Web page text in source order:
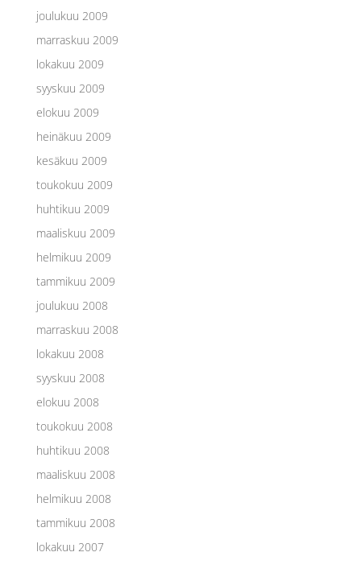
joulukuu 2009
marraskuu 2009
lokakuu 2009
syyskuu 2009
elokuu 2009
heinäkuu 2009
kesäkuu 2009
toukokuu 2009
huhtikuu 2009
maaliskuu 2009
helmikuu 2009
tammikuu 2009
joulukuu 2008
marraskuu 2008
lokakuu 2008
syyskuu 2008
elokuu 2008
toukokuu 2008
huhtikuu 2008
maaliskuu 2008
helmikuu 2008
tammikuu 2008
lokakuu 2007